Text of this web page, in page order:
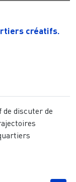
créatifs.
discuter de